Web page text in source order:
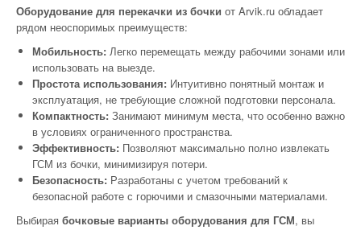
Оборудование для перекачки из бочки от Arvik.ru обладает
рядом неоспоримых преимуществ:
Мобильность: Легко перемещать между рабочими зонами или
использовать на выезде.
Простота использования: Интуитивно понятный монтаж и
эксплуатация, не требующие сложной подготовки персонала.
Компактность: Занимают минимум места, что особенно важно
в условиях ограниченного пространства.
Эффективность: Позволяют максимально полно извлекать
ГСМ из бочки, минимизируя потери.
Безопасность: Разработаны с учетом требований к
безопасной работе с горючими и смазочными материалами.
Выбирая бочковые варианты оборудования для ГСМ, вы